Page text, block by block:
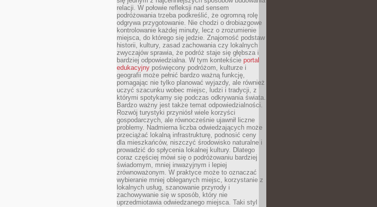
relacji. W połowie refleksji nad sensem
podróżowania trzeba podkreślić, że ogromną rolę
odgrywa przygotowanie. Nie chodzi o drobiazgowe
kontrolowanie każdej minuty, lecz o zrozumienie
miejsca, do którego się jedzie. Znajomość podstaw
historii, kultury, zasad zachowania czy lokalnych
zwyczajów sprawia, że podróż staje się głębsza i
bardziej odpowiedzialna. W tym kontekście portal
edukacyjny poświęcony podróżom, kulturze i
geografii może pełnić bardzo ważną funkcję,
pomagając nie tylko planować wyjazdy, ale również
uczyć szacunku wobec miejsc, ludzi i tradycji, z
którymi spotykamy się podczas odkrywania świata.
Bardzo ważny jest także temat odpowiedzialności.
Rozwój turystyki przyniósł wiele korzyści
gospodarczych, ale równocześnie ujawnił liczne
problemy. Nadmierna liczba odwiedzających może
przeciążać lokalną infrastrukturę, podnosić ceny
dla mieszkańców, niszczyć środowisko naturalne i
prowadzić do spłycenia lokalnej kultury. Dlatego
coraz częściej mówi się o podróżowaniu bardziej
świadomym, mniej inwazyjnym i lepiej
zrównoważonym. W praktyce może to oznaczać
wybieranie mniej obleganych miejsc, korzystanie z
lokalnych usług, szanowanie przyrody i
zachowywanie się w sposób, który nie
uprzedmiotawia odwiedzanego miejsca. Taki styl